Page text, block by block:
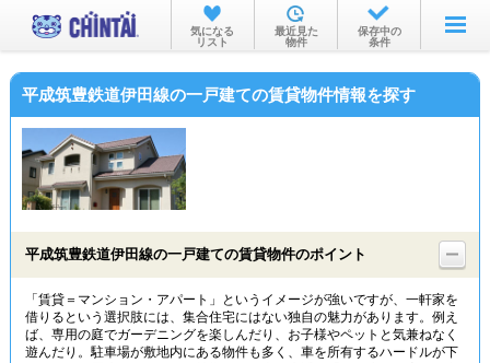
お部屋を探す
沿線・駅から
物件特集から
TOP
気になる
リスト
最近見た
物件
保存中の
条件
平成筑豊鉄道伊田線の一戸建ての賃貸物件情報を探す
平成筑豊鉄道伊田線の一戸建ての賃貸物件のポイント
「賃貸＝マンション・アパート」というイメージが強いですが、一軒家を
借りるという選択肢には、集合住宅にはない独自の魅力があります。例え
ば、専用の庭でガーデニングを楽しんだり、お子様やペットと気兼ねなく
遊んだり。駐車場が敷地内にある物件も多く、車を所有するハードルが下